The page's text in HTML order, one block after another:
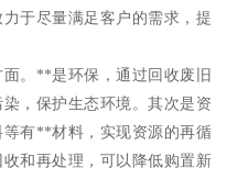
于尽量满足客户的需求，提
。**是环保，通过回收废旧
，保护生态环境。其次是资
有**材料，实现资源的再循
和再处理，可以降低购置新